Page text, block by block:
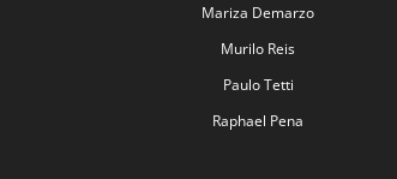
Mariza Demarzo
Murilo Reis
Paulo Tetti
Raphael Pena